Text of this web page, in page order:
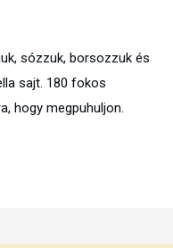
sózzuk, borsozzuk és
sajt. 180 fokos
hogy megpuhuljon.